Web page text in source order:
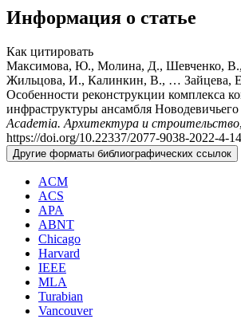
Информация о статье
Как цитировать
Максимова, Ю., Молина, Д., Шевченко,
Жильцова, И., Калинкин, В., … Зайцева,
Особенности реконструкции комплекса
инфраструктуры ансамбля
Academia. Архитектура и строительство
https://doi.org/10.22337/2077-9038-2022-4-
Другие форматы библиографических ссылок
ACM
ACS
APA
ABNT
Chicago
Harvard
IEEE
MLA
Turabian
Vancouver